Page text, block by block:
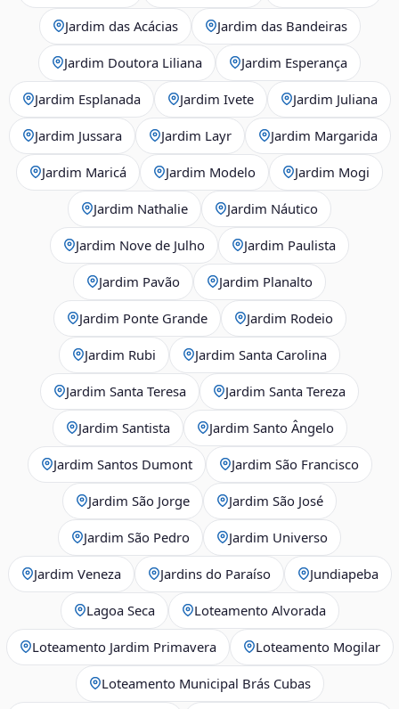
Jardim das Acácias Jardim das Bandeiras
Jardim Doutora Liliana Jardim Esperança
Jardim Esplanada Jardim Ivete Jardim Juliana
Jardim Jussara Jardim Layr Jardim Margarida
Jardim Maricá Jardim Modelo Jardim Mogi
Jardim Nathalie Jardim Náutico
Jardim Nove de Julho Jardim Paulista
Jardim Pavão Jardim Planalto
Jardim Ponte Grande Jardim Rodeio
Jardim Rubi Jardim Santa Carolina
Jardim Santa Teresa Jardim Santa Tereza
Jardim Santista Jardim Santo Ângelo
Jardim Santos Dumont Jardim São Francisco
Jardim São Jorge Jardim São José
Jardim São Pedro Jardim Universo
Jardim Veneza Jardins do Paraíso Jundiapeba
Lagoa Seca Loteamento Alvorada
Loteamento Jardim Primavera Loteamento Mogilar
Loteamento Municipal Brás Cubas